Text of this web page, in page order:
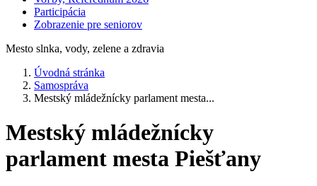
Participácia
Zobrazenie pre seniorov
Mesto slnka, vody, zelene a zdravia
Úvodná stránka
Samospráva
Mestský mládežnícky parlament mesta...
Mestský mládežnícky
parlament mesta Piešťany